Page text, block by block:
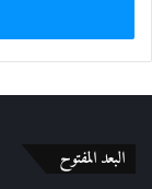
ب
ر
البعد المفتوح